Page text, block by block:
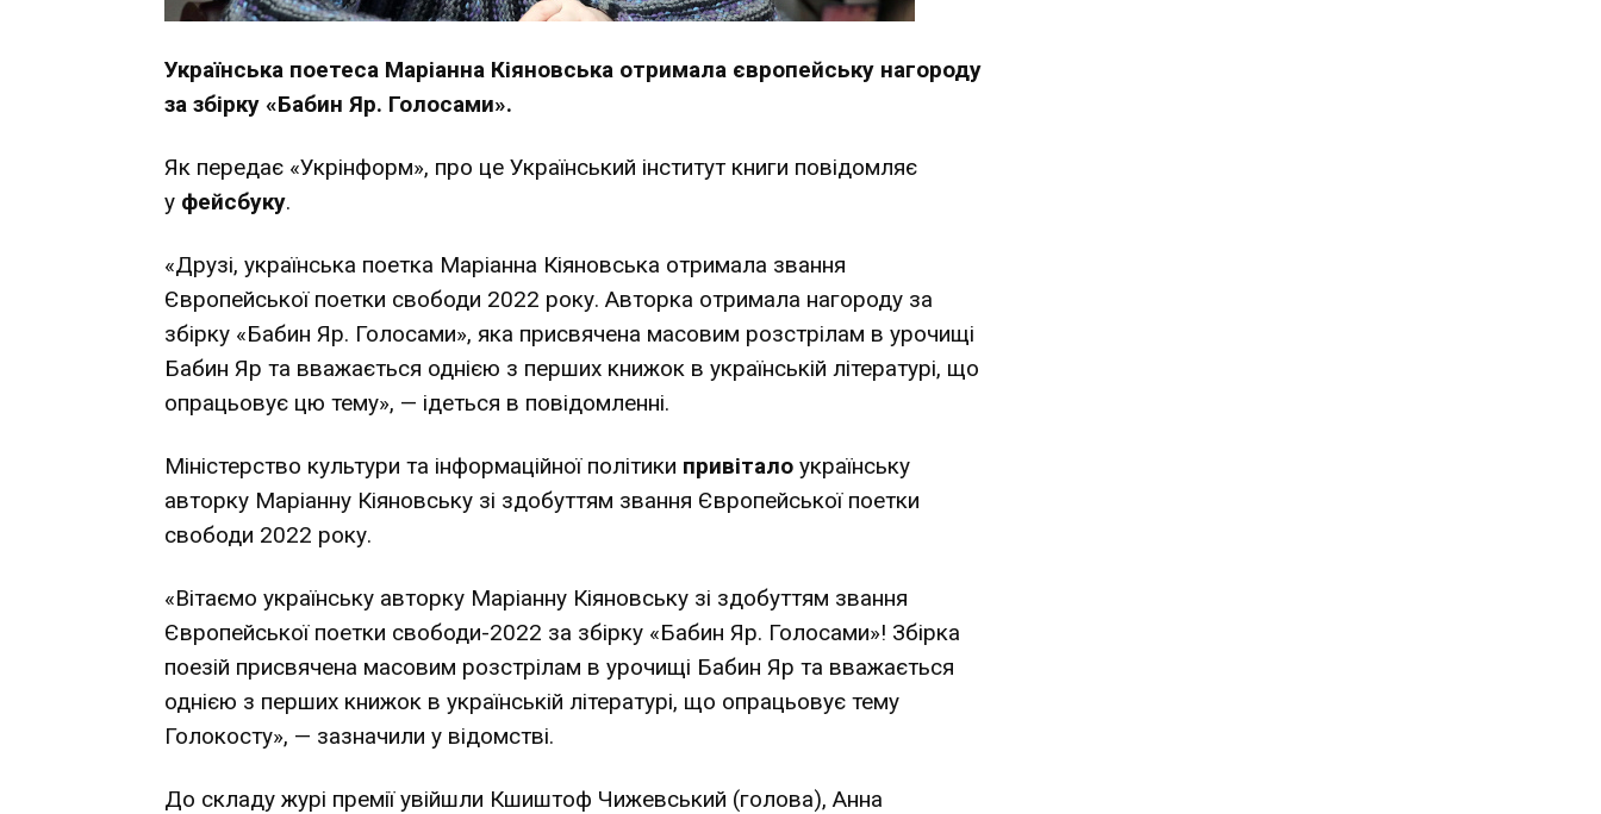
Українська поетеса Маріанна Кіяновська отримала європейську нагороду
за збірку «Бабин Яр. Голосами».
Як передає «Укрінформ», про це Український інститут книги повідомляє
у фейсбуку.
«Друзі, українська поетка Маріанна Кіяновська отримала звання
Європейської поетки свободи 2022 року. Авторка отримала нагороду за
збірку «Бабин Яр. Голосами», яка присвячена масовим розстрілам в урочищі
Бабин Яр та вважається однією з перших книжок в українській літературі, що
опрацьовує цю тему», — ідеться в повідомленні.
Міністерство культури та інформаційної політики привітало українську
авторку Маріанну Кіяновську зі здобуттям звання Європейської поетки
свободи 2022 року.
«Вітаємо українську авторку Маріанну Кіяновську зі здобуттям звання
Європейської поетки свободи-2022 за збірку «Бабин Яр. Голосами»! Збірка
поезій присвячена масовим розстрілам в урочищі Бабин Яр та вважається
однією з перших книжок в українській літературі, що опрацьовує тему
Голокосту», — зазначили у відомстві.
До складу журі премії увійшли Кшиштоф Чижевський (голова), Анна